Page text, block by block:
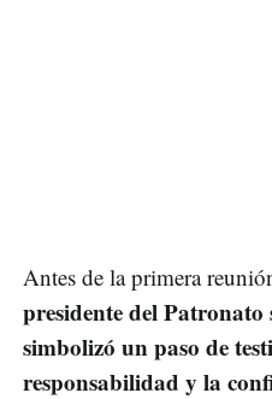
Antes de la primera
presidente del
simbolizó un paso de
responsabilidad y la